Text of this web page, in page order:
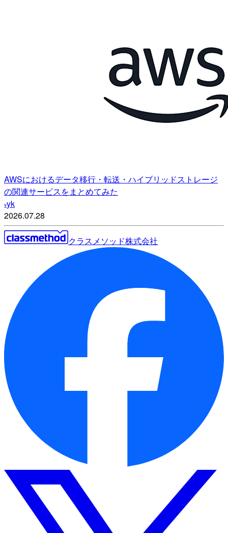
AWSにおけるデータ移行・転送・ハイブリッドストレージ
の関連サービスをまとめてみた
yyk
2026.07.28
クラスメソッド株式会社